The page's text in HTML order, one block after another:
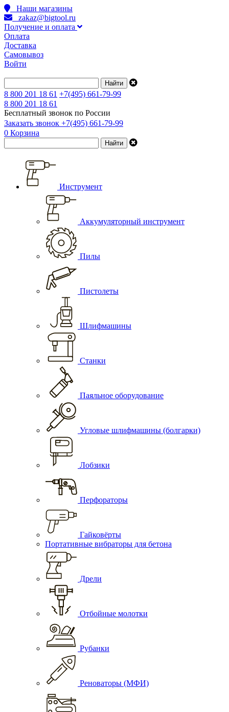
Наши магазины
zakaz@bigtool.ru
Получение и оплата
Оплата
Доставка
Самовывоз
Войти
8 800 201 18 61 +7(495) 661-79-99
8 800 201 18 61
Бесплатный звонок по России
Заказать звонок +7(495) 661-79-99
0 Корзина
Инструмент
Аккумуляторный инструмент
Пилы
Пистолеты
Шлифмашины
Станки
Паяльное оборудование
Угловые шлифмашины (болгарки)
Лобзики
Перфораторы
Гайковёрты
Портативные вибраторы для бетона
Дрели
Отбойные молотки
Рубанки
Реноваторы (МФИ)